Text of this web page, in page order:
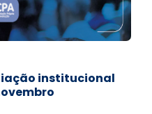
institucional